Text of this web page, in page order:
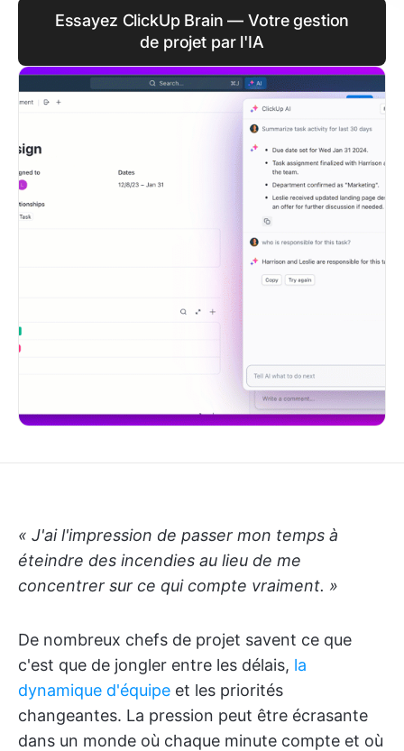
Essayez ClickUp Brain — Votre gestion
de projet par l'IA
« J'ai l'impression de passer mon temps à
éteindre des incendies au lieu de me
concentrer sur ce qui compte vraiment. »
De nombreux chefs de projet savent ce que
c'est que de jongler entre les délais, la
dynamique d'équipe et les priorités
changeantes. La pression peut être écrasante
dans un monde où chaque minute compte et où